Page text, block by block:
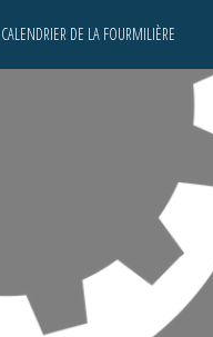
CALENDRIER DE LA FOURMILIÈRE